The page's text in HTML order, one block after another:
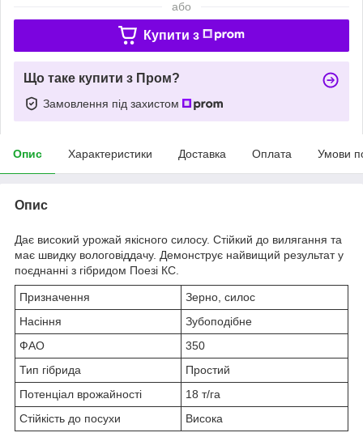
або
Купити з
Що таке купити з Пром?
Замовлення під захистом
Опис Характеристики Доставка Оплата Умови
Опис
Дає високий урожай якісного силосу. Стійкий до вилягання та
має швидку вологовіддачу. Демонструє найвищий результат у
поєднанні з гібридом Поезі КС.
Призначення
Зерно, силос
Насіння
Зубоподібне
ФАО
350
Тип гібрида
Простий
Потенціал врожайності
18 т/га
Стійкість до посухи
Висока